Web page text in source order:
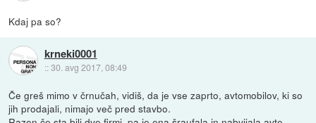
Kdaj pa so?
krneki0001
::30. avg 2017, 08:49
Če greš mimo v črnučah, vidiš, da je vse zaprto, avtomobilov, ki so
jih prodajali, nimajo več pred stavbo.